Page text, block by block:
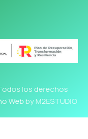
los derechos
Webby M2ESTUDIO